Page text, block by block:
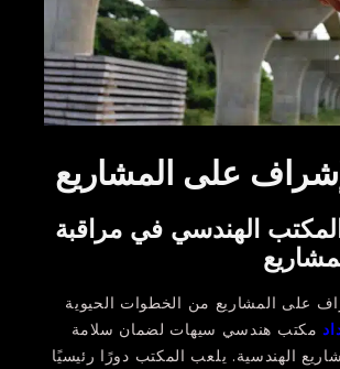
على المشاريع
الهندسي في مراقبة
على المشاريع من الخطوات الحيوية
مكتب هندسي سيهات لضمان سلامة
الهندسية. يلعب المكتب دورًا رئيسيًا